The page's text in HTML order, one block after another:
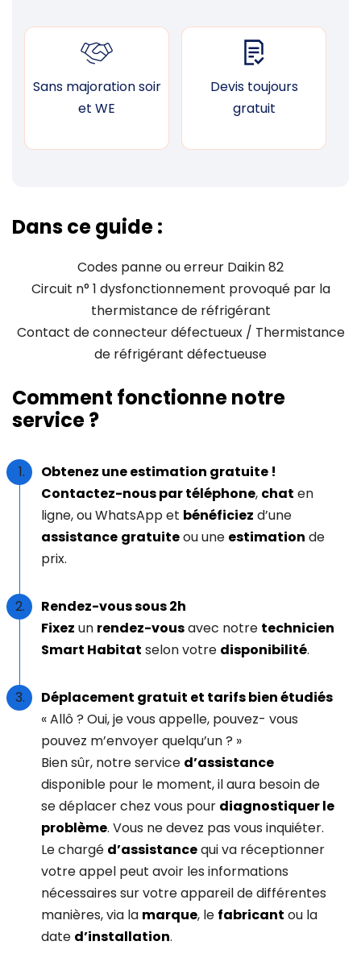
Sans majoration soir
et WE
Devis toujours
gratuit
Dans ce guide :
Codes panne ou erreur Daikin 82
Circuit n° 1 dysfonctionnement provoqué par la
thermistance de réfrigérant
Contact de connecteur défectueux / Thermistance
de réfrigérant défectueuse
Comment fonctionne notre
service ?
Obtenez une estimation gratuite !
Contactez-nous par téléphone, chat en
ligne, ou WhatsApp et bénéficiez d’une
assistance gratuiteou une estimation de
prix.
Rendez-vous sous 2h
Fixez un rendez-vousavec notre technicien
Smart Habitat selon votre disponibilité.
Déplacement gratuit et tarifs bien étudiés
« Allô ? Oui, je vous appelle, pouvez- vous
pouvez m’envoyer quelqu’un ? »
Bien sûr, notre service d’assistance
disponible pour le moment, il aura besoin de
se déplacer chez vous pour diagnostiquer le
problème. Vous ne devez pas vous inquiéter.
Le chargé d’assistancequi va réceptionner
votre appel peut avoir les informations
nécessaires sur votre appareil de différentes
manières, via la marque, le fabricant ou la
date d’installation.